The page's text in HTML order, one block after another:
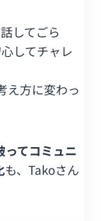
してごら
してチャレ
え方に変わっ
ってコミュニ
も、Takoさん